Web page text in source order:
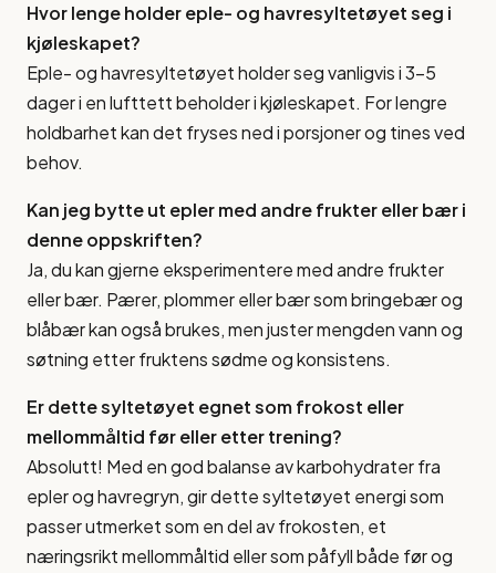
Hvor lenge holder eple- og havresyltetøyet seg i
kjøleskapet?
Eple- og havresyltetøyet holder seg vanligvis i 3-5
dager i en lufttett beholder i kjøleskapet. For lengre
holdbarhet kan det fryses ned i porsjoner og tines ved
behov.
Kan jeg bytte ut epler med andre frukter eller bær i
denne oppskriften?
Ja, du kan gjerne eksperimentere med andre frukter
eller bær. Pærer, plommer eller bær som bringebær og
blåbær kan også brukes, men juster mengden vann og
søtning etter fruktens sødme og konsistens.
Er dette syltetøyet egnet som frokost eller
mellommåltid før eller etter trening?
Absolutt! Med en god balanse av karbohydrater fra
epler og havregryn, gir dette syltetøyet energi som
passer utmerket som en del av frokosten, et
næringsrikt mellommåltid eller som påfyll både før og